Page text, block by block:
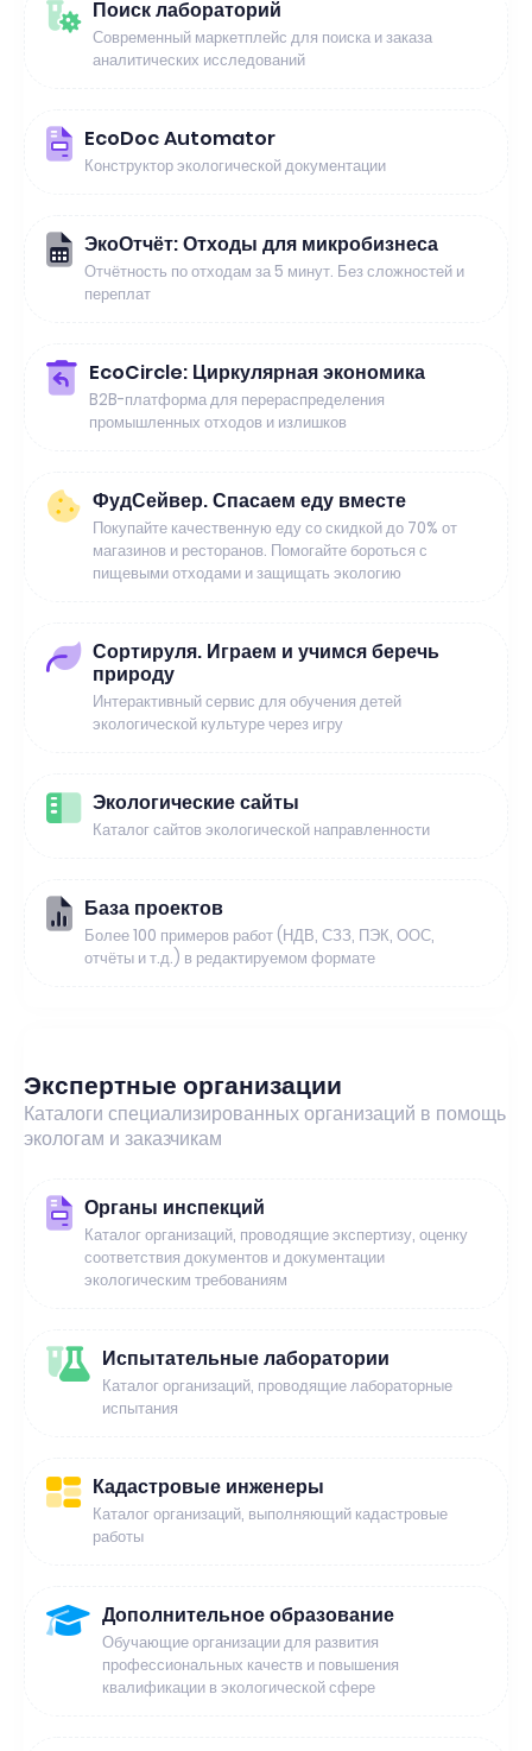
Поиск лабораторий
Современный маркетплейс для поиска и заказа
аналитических исследований
EcoDoc Automator
Конструктор экологической документации
ЭкоОтчёт: Отходы для микробизнеса
Отчётность по отходам за 5 минут. Без сложностей и
переплат
EcoCircle: Циркулярная экономика
B2B-платформа для перераспределения
промышленных отходов и излишков
ФудСейвер. Спасаем еду вместе
Покупайте качественную еду со скидкой до 70% от
магазинов и ресторанов. Помогайте бороться с
пищевыми отходами и защищать экологию
Сортируля. Играем и учимся беречь
природу
Интерактивный сервис для обучения детей
экологической культуре через игру
Экологические сайты
Каталог сайтов экологической направленности
База проектов
Более 100 примеров работ (НДВ, СЗЗ, ПЭК, ООС,
отчёты и т.д.) в редактируемом формате
Экспертные организации
Каталоги специализированных организаций в помощь
экологам и заказчикам
Органы инспекций
Каталог организаций, проводящие экспертизу, оценку
соответствия документов и документации
экологическим требованиям
Испытательные лаборатории
Каталог организаций, проводящие лабораторные
испытания
Кадастровые инженеры
Каталог организаций, выполняющий кадастровые
работы
Дополнительное образование
Обучающие организации для развития
профессиональных качеств и повышения
квалификации в экологической сфере